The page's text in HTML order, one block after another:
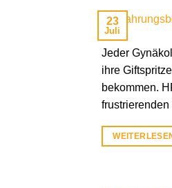
23
Juli
Jeder
ihre
bekommen.